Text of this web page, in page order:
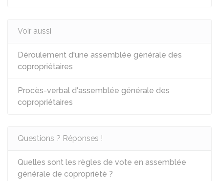
Voir aussi
Déroulement d'une assemblée générale des
copropriétaires
Procès-verbal d'assemblée générale des
copropriétaires
Questions ? Réponses !
Quelles sont les règles de vote en assemblée
générale de copropriété ?